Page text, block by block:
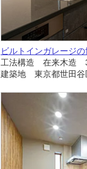
ビルトインガレージ
工法構造 在来木造
建築地 東京都世田谷